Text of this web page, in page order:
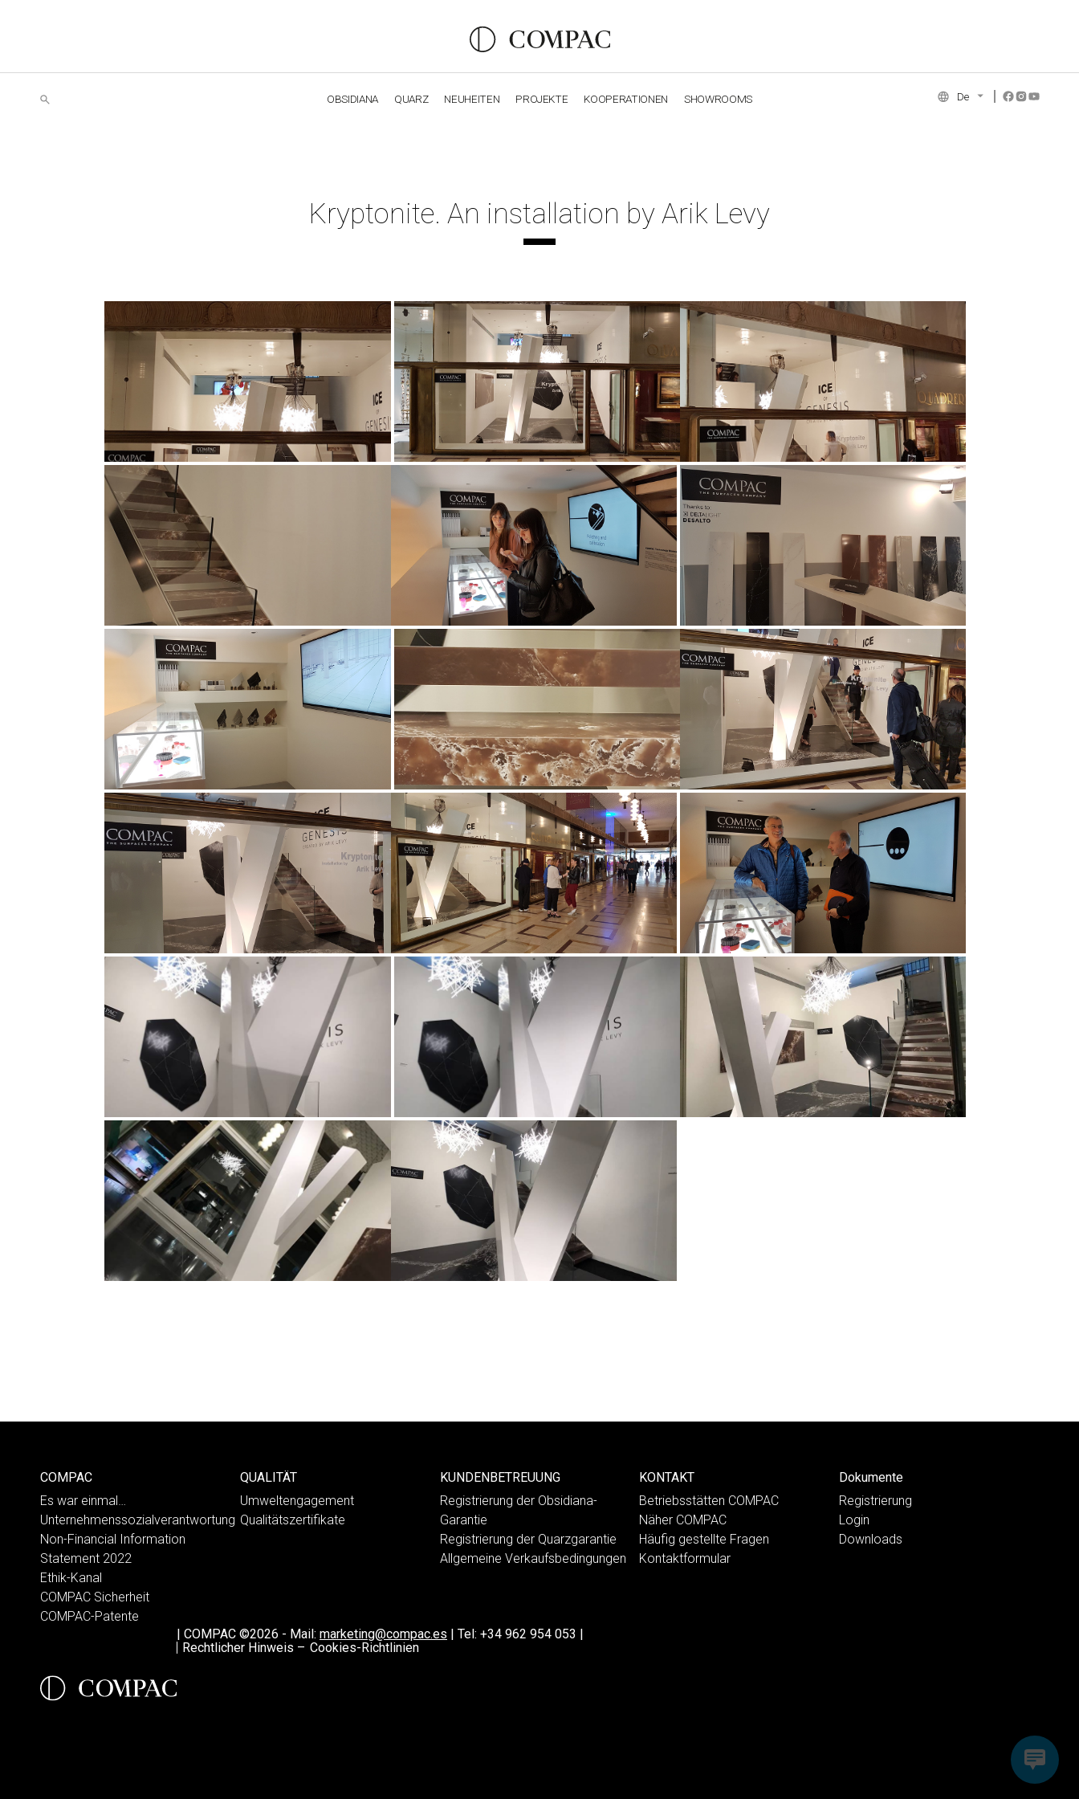
OBSIDIANA QUARZ NEUHEITEN PROJEKTE KOOPERATIONEN SHOWROOMS De
Kryptonite. An installation by Arik Levy
COMPAC
Es war einmal…
Unternehmenssozialverantwortung
Non-Financial Information
Statement 2022
Ethik-Kanal
COMPAC Sicherheit
COMPAC-Patente
QUALITÄT
Umweltengagement
Qualitätszertifikate
KUNDENBETREUUNG
Registrierung der Obsidiana-
Garantie
Registrierung der Quarzgarantie
Allgemeine Verkaufsbedingungen
KONTAKT
Betriebsstätten COMPAC
Näher COMPAC
Häufig gestellte Fragen
Kontaktformular
Dokumente
Registrierung
Login
Downloads
| COMPAC ©2026 - Mail: marketing@compac.es | Tel: +34 962 954 053 |
Rechtlicher Hinweis – Cookies-Richtlinien